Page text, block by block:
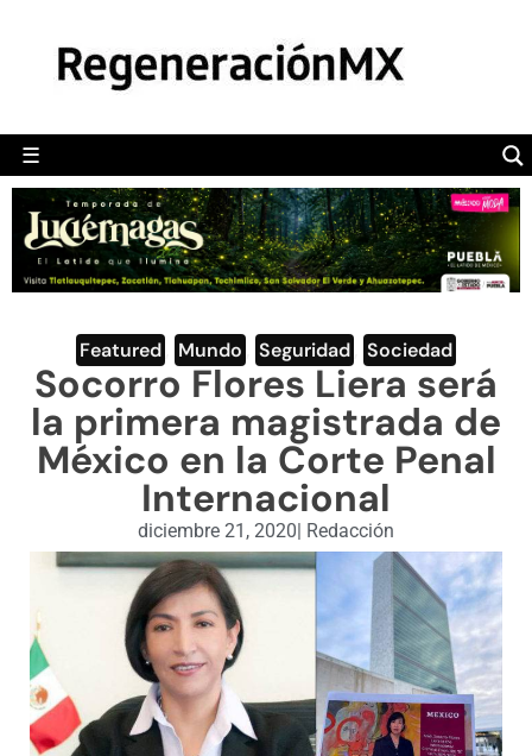
☰
POLÍTICA
CAMALEÓN
OPINIÓN
DEPORTES
ENGLISH SECTION
VIDEOS
Featured Mundo Seguridad Sociedad
Socorro Flores Liera será
la primera magistrada de
México en la Corte Penal
Internacional
diciembre 21, 2020| Redacción